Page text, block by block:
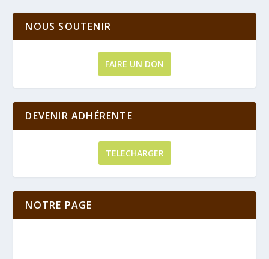
NOUS SOUTENIR
FAIRE UN DON
DEVENIR ADHÉRENTE
TELECHARGER
NOTRE PAGE